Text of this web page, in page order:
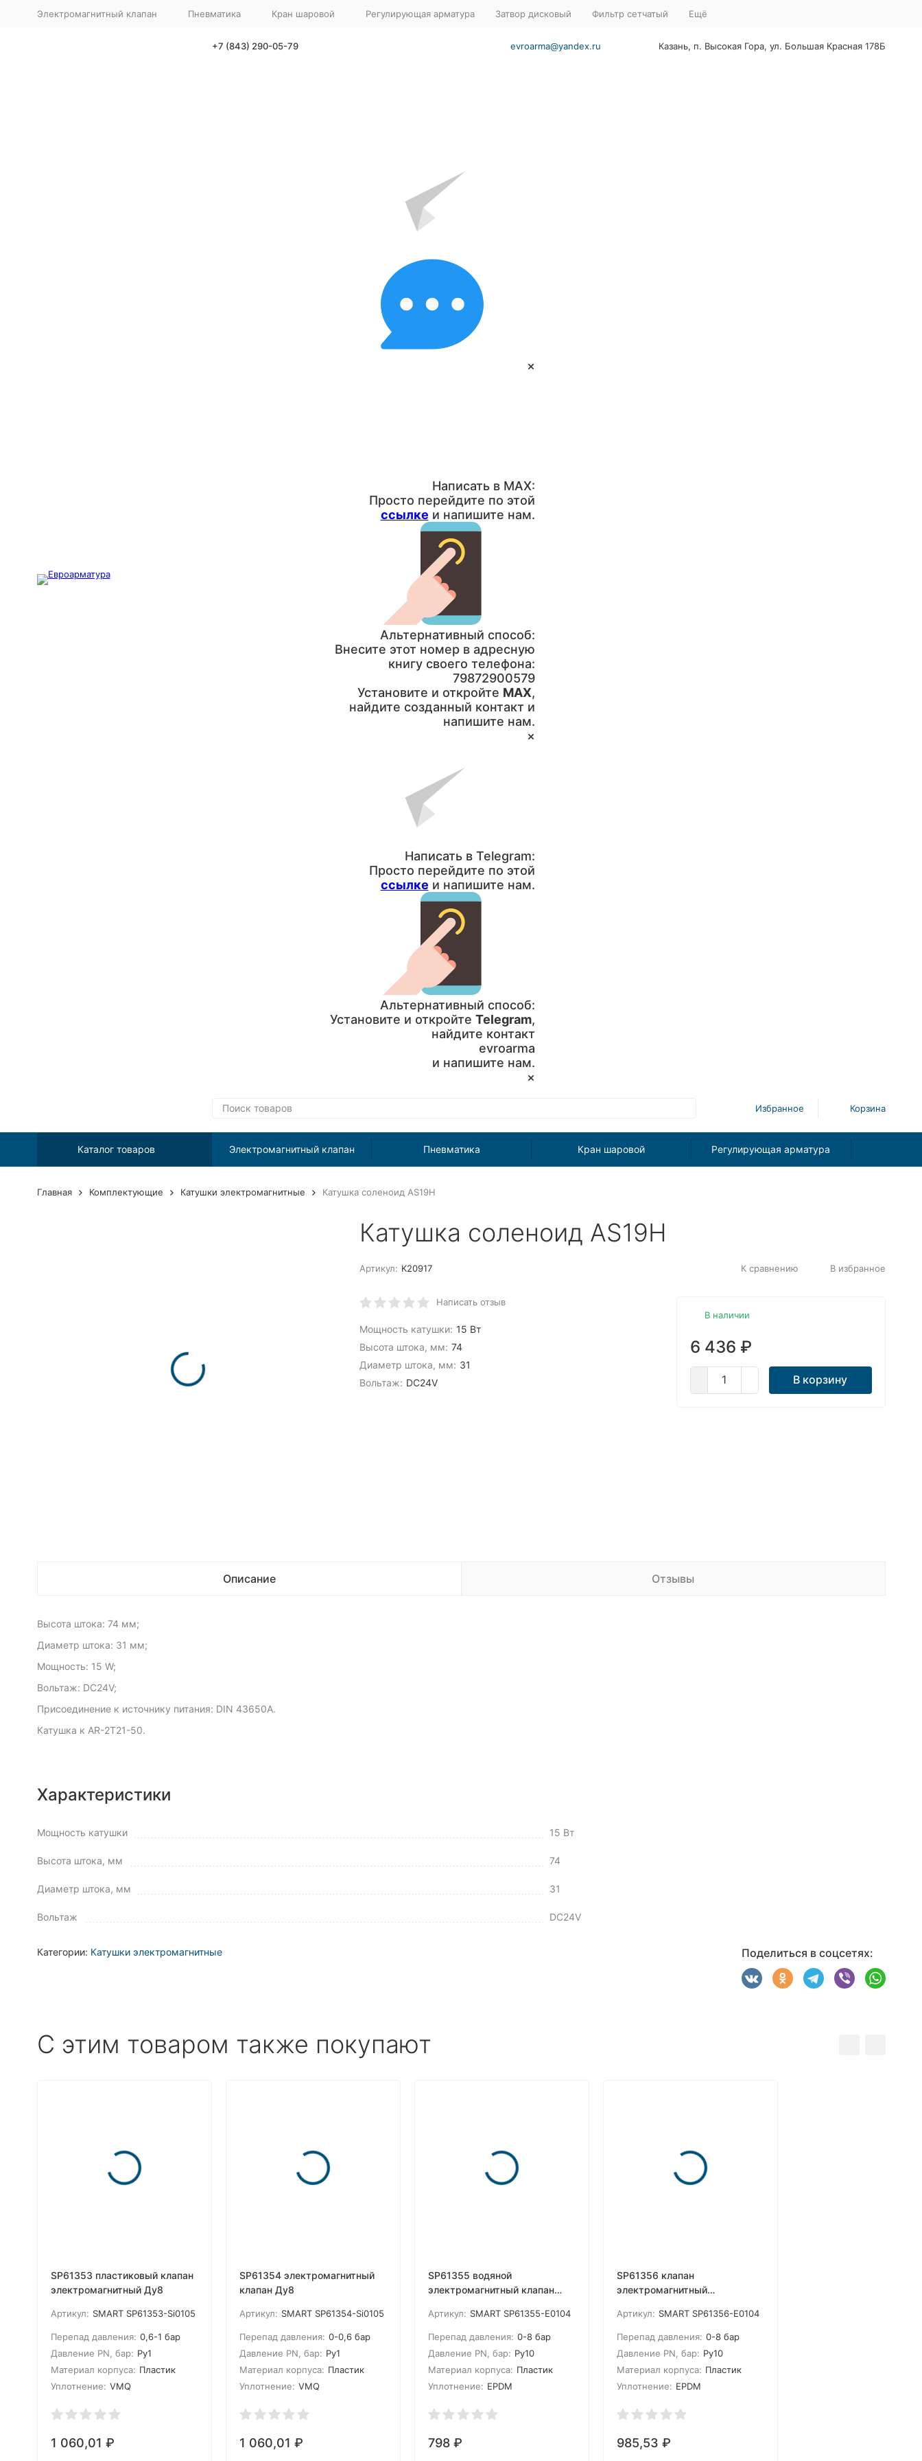
Электромагнитный клапан Пневматика Кран шаровой Регулирующая арматура Затвор дисковый Фильтр сетчатый Ещё
+7 (843) 290-05-79
×
Написать в MAX:
Просто перейдите по этой
ссылке и напишите нам.
Альтернативный способ:
Внесите этот номер в адресную
книгу своего телефона:
79872900579
Установите и откройте MAX,
найдите созданный контакт и
напишите нам.
×
Написать в Telegram:
Просто перейдите по этой
ссылке и напишите нам.
Альтернативный способ:
Установите и откройте Telegram,
найдите контакт
evroarma
и напишите нам.
×
evroarma@yandex.ru Казань, п. Высокая Гора, ул. Большая Красная 178Б
Избранное Корзина
Каталог товаров Электромагнитный клапан Пневматика Кран шаровой Регулирующая арматура
Главная Комплектующие Катушки электромагнитные Катушка соленоид AS19H
Катушка соленоид AS19H
Артикул: K20917 К сравнению В избранное
Написать отзыв
Мощность катушки: 15 Вт
Высота штока, мм: 74
Диаметр штока, мм: 31
Вольтаж: DC24V
В наличии
6 436 ₽
В корзину
Описание Отзывы
Высота штока: 74 мм;
Диаметр штока: 31 мм;
Мощность: 15 W;
Вольтаж: DC24V;
Присоединение к источнику питания: DIN 43650A.
Катушка к AR-2T21-50.
Характеристики
Мощность катушки 15 Вт
Высота штока, мм 74
Диаметр штока, мм 31
Вольтаж DC24V
Категории: Катушки электромагнитные Поделиться в соцсетях:
C этим товаром также покупают
SP61353 пластиковый клапан
электромагнитный Ду8
Артикул: SMART SP61353-Si0105
Перепад давления: 0,6-1 бар
Давление PN, бар: Ру1
Материал корпуса: Пластик
Уплотнение: VMQ
1 060,01 ₽
SP61354 электромагнитный
клапан Ду8
Артикул: SMART SP61354-Si0105
Перепад давления: 0-0,6 бар
Давление PN, бар: Ру1
Материал корпуса: Пластик
Уплотнение: VMQ
1 060,01 ₽
SP61355 водяной
электромагнитный клапан
Артикул: SMART SP61355-E0104
Перепад давления: 0-8 бар
Давление PN, бар: Ру10
Материал корпуса: Пластик
Уплотнение: EPDM
798 ₽
SP61356 клапан
электромагнитный
Артикул: SMART SP61356-E0104
Перепад давления: 0-8 бар
Давление PN, бар: Ру10
Материал корпуса: Пластик
Уплотнение: EPDM
985,53 ₽